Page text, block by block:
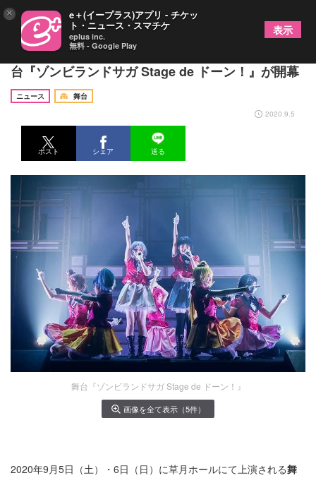
本西彩希帆ほかキャスト陣よりコメントが到着 舞
台『ゾンビランドサガ Stage de ドーン！』が開幕
ニュース
舞台
2020.9.5
ポスト シェア 送る
舞台『ゾンビランドサガ Stage de ドーン！』
画像を全て表示（5件）
2020年9月5日（土）・6日（日）に草月ホールにて上演される舞
× e＋(イープラス)アプリ - チケッ
ト・ニュース・スマチケ
eplus inc.
無料 - Google Play
表示